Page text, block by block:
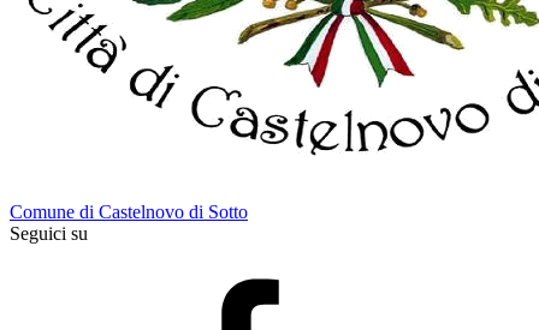
Comune di Castelnovo di Sotto
Seguici su